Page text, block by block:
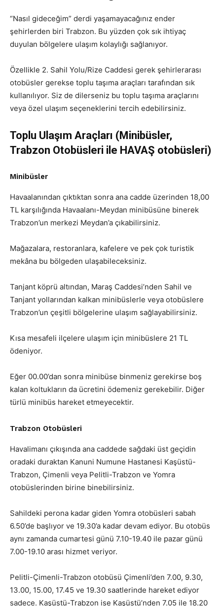
“Nasıl gideceğim” derdi yaşamayacağınız ender
şehirlerden biri Trabzon. Bu yüzden çok sık ihtiyaç
duyulan bölgelere ulaşım kolaylığı sağlanıyor.
Özellikle 2. Sahil Yolu/Rize Caddesi gerek şehirlerarası
otobüsler gerekse toplu taşıma araçları tarafından sık
kullanılıyor. Siz de dilerseniz bu toplu taşıma araçlarını
veya özel ulaşım seçeneklerini tercih edebilirsiniz.
Toplu Ulaşım Araçları (Minibüsler,
Trabzon Otobüsleri ile HAVAŞ otobüsleri)
Minibüsler
Havaalanından çıktıktan sonra ana cadde üzerinden 18,00
TL karşılığında Havaalanı-Meydan minibüsüne binerek
Trabzon’un merkezi Meydan’a çıkabilirsiniz.
Mağazalara, restoranlara, kafelere ve pek çok turistik
mekâna bu bölgeden ulaşabileceksiniz.
Tanjant köprü altından, Maraş Caddesi’nden Sahil ve
Tanjant yollarından kalkan minibüslerle veya otobüslere
Trabzon’un çeşitli bölgelerine ulaşım sağlayabilirsiniz.
Kısa mesafeli ilçelere ulaşım için minibüslere 21 TL
ödeniyor.
Eğer 00.00’dan sonra minibüse binmeniz gerekirse boş
kalan koltukların da ücretini ödemeniz gerekebilir. Diğer
türlü minibüs hareket etmeyecektir.
Trabzon Otobüsleri
Havalimanı çıkışında ana caddede sağdaki üst geçidin
oradaki duraktan Kanuni Numune Hastanesi Kaşüstü-
Trabzon, Çimenli veya Pelitli-Trabzon ve Yomra
otobüslerinden birine binebilirsiniz.
Sahildeki perona kadar giden Yomra otobüsleri sabah
6.50’de başlıyor ve 19.30’a kadar devam ediyor. Bu otobüs
aynı zamanda cumartesi günü 7.10-19.40 ile pazar günü
7.00-19.10 arası hizmet veriyor.
Pelitli-Çimenli-Trabzon otobüsü Çimenli’den 7.00, 9.30,
13.00, 15.00, 17.45 ve 19.30 saatlerinde hareket ediyor
sadece. Kaşüstü-Trabzon ise Kaşüstü’nden 7.05 ile 18.20